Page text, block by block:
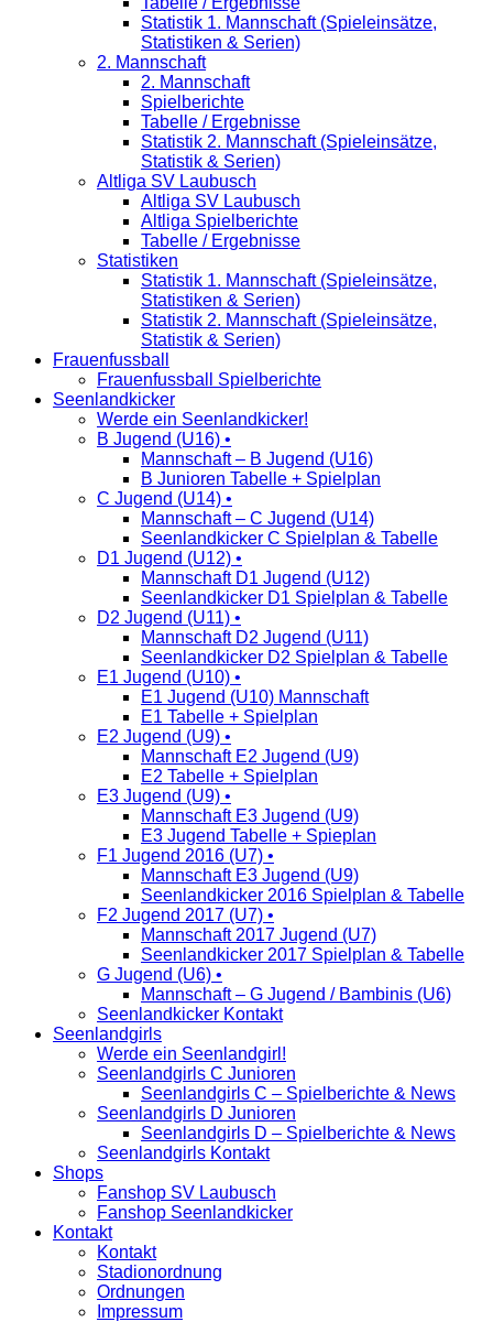
Statistik 1. Mannschaft (Spieleinsätze,
Statistiken & Serien)
2. Mannschaft
2. Mannschaft
Spielberichte
Tabelle / Ergebnisse
Statistik 2. Mannschaft (Spieleinsätze,
Statistik & Serien)
Altliga SV Laubusch
Altliga SV Laubusch
Altliga Spielberichte
Tabelle / Ergebnisse
Statistiken
Statistik 1. Mannschaft (Spieleinsätze,
Statistiken & Serien)
Statistik 2. Mannschaft (Spieleinsätze,
Statistik & Serien)
Frauenfussball
Frauenfussball Spielberichte
Seenlandkicker
Werde ein Seenlandkicker!
B Jugend (U16) •
Mannschaft – B Jugend (U16)
B Junioren Tabelle + Spielplan
C Jugend (U14) •
Mannschaft – C Jugend (U14)
Seenlandkicker C Spielplan & Tabelle
D1 Jugend (U12) •
Mannschaft D1 Jugend (U12)
Seenlandkicker D1 Spielplan & Tabelle
D2 Jugend (U11) •
Mannschaft D2 Jugend (U11)
Seenlandkicker D2 Spielplan & Tabelle
E1 Jugend (U10) •
E1 Jugend (U10) Mannschaft
E1 Tabelle + Spielplan
E2 Jugend (U9) •
Mannschaft E2 Jugend (U9)
E2 Tabelle + Spielplan
E3 Jugend (U9) •
Mannschaft E3 Jugend (U9)
E3 Jugend Tabelle + Spieplan
F1 Jugend 2016 (U7) •
Mannschaft E3 Jugend (U9)
Seenlandkicker 2016 Spielplan & Tabelle
F2 Jugend 2017 (U7) •
Mannschaft 2017 Jugend (U7)
Seenlandkicker 2017 Spielplan & Tabelle
G Jugend (U6) •
Mannschaft – G Jugend / Bambinis (U6)
Seenlandkicker Kontakt
Seenlandgirls
Werde ein Seenlandgirl!
Seenlandgirls C Junioren
Seenlandgirls C – Spielberichte & News
Seenlandgirls D Junioren
Seenlandgirls D – Spielberichte & News
Seenlandgirls Kontakt
Shops
Fanshop SV Laubusch
Fanshop Seenlandkicker
Kontakt
Kontakt
Stadionordnung
Ordnungen
Impressum